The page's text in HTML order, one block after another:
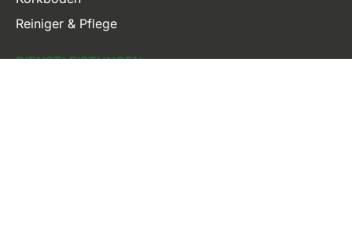
Reiniger & Pflege
DIENSTLEISTUNGEN